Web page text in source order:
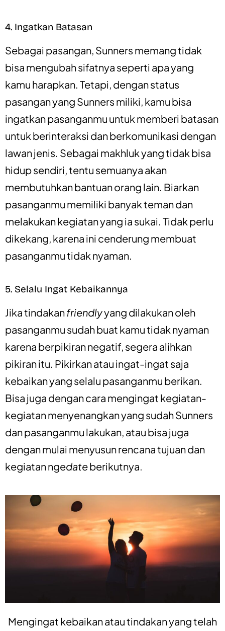
4. Ingatkan Batasan
Sebagai pasangan, Sunners memang tidak
bisa mengubah sifatnya seperti apa yang
kamu harapkan. Tetapi, dengan status
pasangan yang Sunners miliki, kamu bisa
ingatkan pasanganmu untuk memberi batasan
untuk berinteraksi dan berkomunikasi dengan
lawan jenis. Sebagai makhluk yang tidak bisa
hidup sendiri, tentu semuanya akan
membutuhkan bantuan orang lain. Biarkan
pasanganmu memiliki banyak teman dan
melakukan kegiatan yang ia sukai. Tidak perlu
dikekang, karena ini cenderung membuat
pasanganmu tidak nyaman.
5. Selalu Ingat Kebaikannya
Jika tindakanfriendlyyang dilakukan oleh
pasanganmu sudah buat kamu tidak nyaman
karena berpikiran negatif, segera alihkan
pikiran itu. Pikirkan atau ingat-ingat saja
kebaikan yang selalu pasanganmu berikan.
Bisa juga dengan cara mengingat kegiatan-
kegiatan menyenangkan yang sudah Sunners
dan pasanganmu lakukan, atau bisa juga
dengan mulai menyusun rencana tujuan dan
kegiatan ngedateberikutnya.
Mengingat kebaikan atau tindakan yang telah